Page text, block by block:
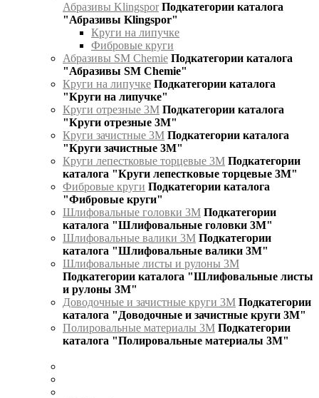
Абразивы Klingspor Подкатегории каталога
"Абразивы Klingspor"
Круги на липучке
Фибровые круги
Абразивы SM Chemie Подкатегории каталога
"Абразивы SM Chemie"
Круги на липучке Подкатегории каталога
"Круги на липучке"
Круги отрезные 3М Подкатегории каталога
"Круги отрезные 3М"
Круги зачистные 3М Подкатегории каталога
"Круги зачистные 3М"
Круги лепестковые торцевые 3М Подкатегории
каталога "Круги лепестковые торцевые 3М"
Фибровые круги Подкатегории каталога
"Фибровые круги"
Шлифовальные головки 3М Подкатегории
каталога "Шлифовальные головки 3М"
Шлифовальные валики 3М Подкатегории
каталога "Шлифовальные валики 3М"
Шлифовальные листы и рулоны 3М
Подкатегории каталога "Шлифовальные листы
и рулоны 3М"
Доводочные и зачистные круги 3М Подкатегории
каталога "Доводочные и зачистные круги 3М"
Полировальные материалы 3М Подкатегории
каталога "Полировальные материалы 3М"